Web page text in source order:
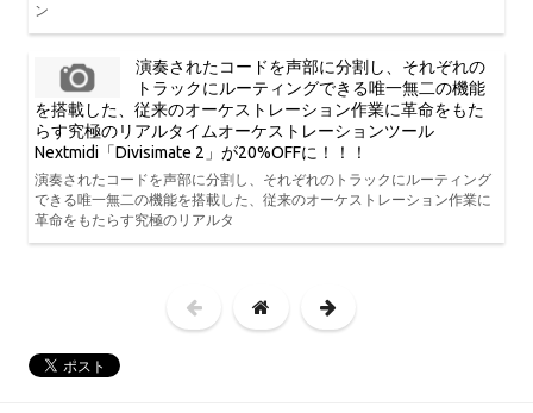
ン
演奏されたコードを声部に分割し、それぞれの
トラックにルーティングできる唯一無二の機能
を搭載した、従来のオーケストレーション作業に革命をもた
らす究極のリアルタイムオーケストレーションツール
Nextmidi「Divisimate 2」が20%OFFに！！！
演奏されたコードを声部に分割し、それぞれのトラックにルーティング
できる唯一無二の機能を搭載した、従来のオーケストレーション作業に
革命をもたらす究極のリアルタ